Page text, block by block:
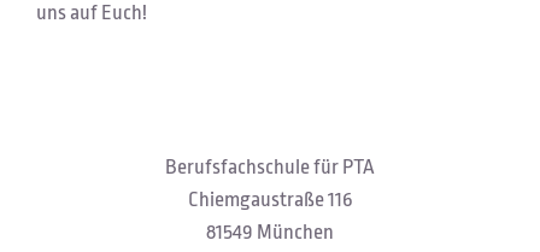
uns auf Euch!
Berufsfachschule für PTA
Chiemgaustraße 116
81549 München